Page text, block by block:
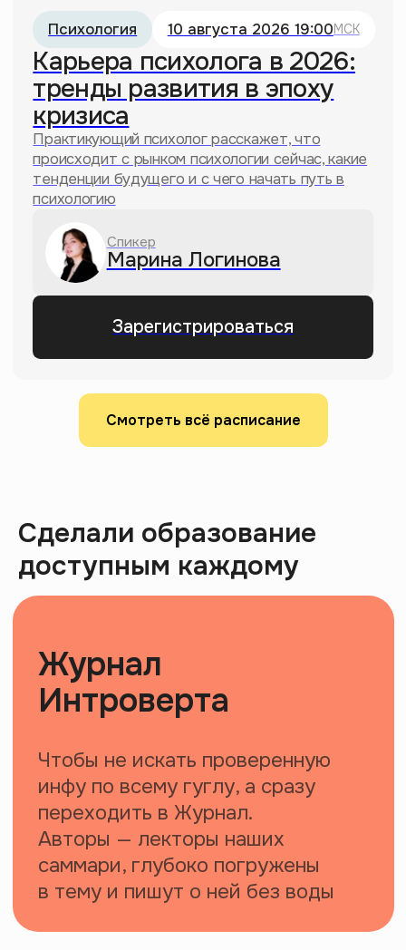
Смотреть всё расписание
Сделали образование
доступным каждому
«Сыночка-корзиночка»: почему
матери ревнуют сыновей
20.06.2025
Эпидемия стыда: как кринж управляет
YouTube-канал
Так долго ищешь интересный
ролик на YouTube, что
остывает обед? У нас всегда